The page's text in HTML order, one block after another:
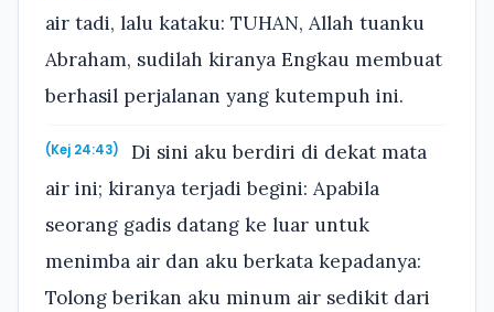
air tadi, lalu kataku: TUHAN, Allah tuanku
Abraham, sudilah kiranya Engkau membuat
berhasil perjalanan yang kutempuh ini.
(Kej 24:43)
Di sini aku berdiri di dekat mata
air ini; kiranya terjadi begini: Apabila
seorang gadis datang ke luar untuk
menimba air dan aku berkata kepadanya:
Tolong berikan aku minum air sedikit dari